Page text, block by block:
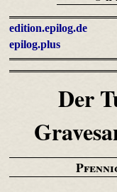
edition.epilog.de
epilog.plus
Der